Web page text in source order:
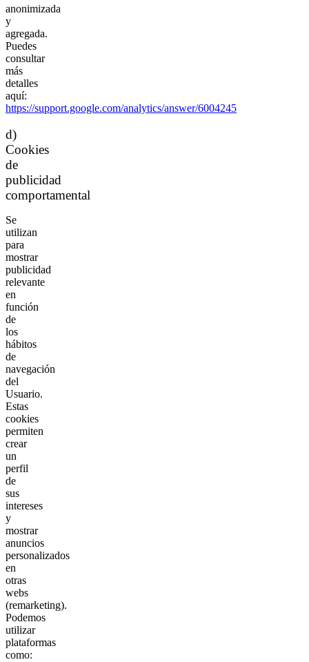
anonimizada
y
agregada.
Puedes
consultar
más
detalles
aquí:
https://support.google.com/analytics/answer/6004245
d)
Cookies
de
publicidad
comportamental
Se
utilizan
para
mostrar
publicidad
relevante
en
función
de
los
hábitos
de
navegación
del
Usuario.
Estas
cookies
permiten
crear
un
perfil
de
sus
intereses
y
mostrar
anuncios
personalizados
en
otras
webs
(remarketing).
Podemos
utilizar
plataformas
como: